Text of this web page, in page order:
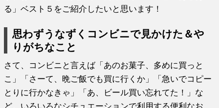
る」ベスト５をご紹介したいと思います！
思わずうなずくコンビニで見かけた＆や
りがちなこと
さて、コンビニと言えば「あのお菓子、多めに買っと
こ」「さーて、晩ご飯でも買に行くか」「急いでコピー
とりに行かなきゃ」「あ、ビール買い忘れてた！」な
ど、いろいろなシチュエーションで利用する便利なお